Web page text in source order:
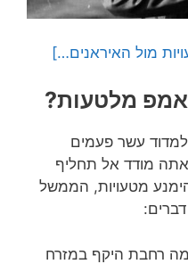
מול האיראנים…]
מלטעות?
למדוד עשר פעמים
מודד אל תחליף
מטעויות, הממשל
רחבת היקף במזרח